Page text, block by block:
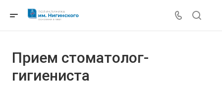
Прием стоматолог-
гигиениста